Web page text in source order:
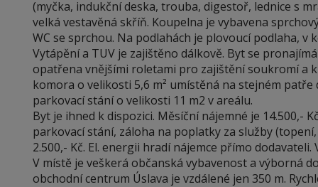
(myčka, indukční deska, trouba, digestoř, lednice s
velká vestavěná skříň. Koupelna je vybavena
WC se sprchou. Na podlahách je plovoucí podlaha, v
Vytápění a TUV je zajištěno dálkově. Byt se
opatřena vnějšími roletami pro zajištění soukromí a
komora o velikosti 5,6 m² umístěná na stejném patře
parkovací stání o velikosti 11 m2 v areálu.
Byt je ihned k dispozici. Měsíční nájemné je 14.500,-
parkovací stání, záloha na poplatky za služby (topení,
2.500,- Kč. El. energii hradí nájemce přímo dodavateli.
V místě je veškerá občanská vybavenost a výborná
obchodní centrum Úslava je vzdálené jen 350 m.